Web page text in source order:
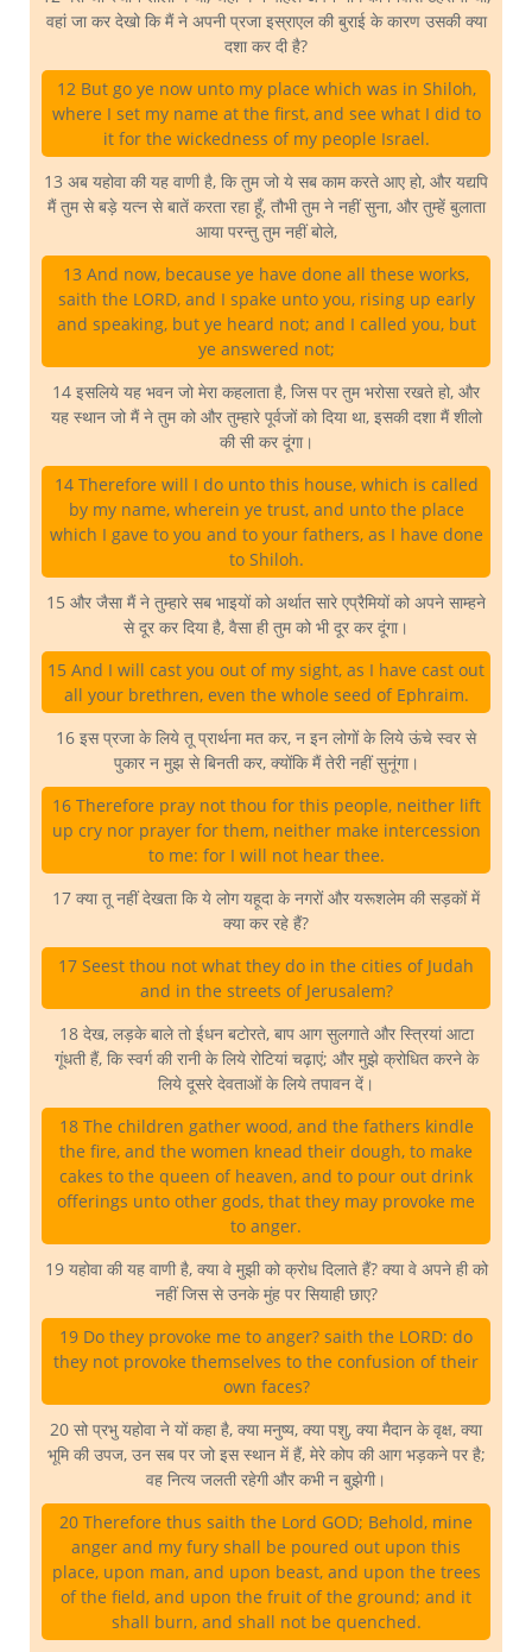
वहां जा कर देखो कि मैं ने अपनी प्रजा इस्राएल की बुराई के कारण उसकी क्या
दशा कर दी है?
12 But go ye now unto my place which was in Shiloh,
where I set my name at the first, and see what I did to
it for the wickedness of my people Israel.
13 अब यहोवा की यह वाणी है, कि तुम जो ये सब काम करते आए हो, और यद्यपि
मैं तुम से बड़े यत्न से बातें करता रहा हूँ, तौभी तुम ने नहीं सुना, और तुम्हें बुलाता
आया परन्तु तुम नहीं बोले,
13 And now, because ye have done all these works,
saith the LORD, and I spake unto you, rising up early
and speaking, but ye heard not; and I called you, but
ye answered not;
14 इसलिये यह भवन जो मेरा कहलाता है, जिस पर तुम भरोसा रखते हो, और
यह स्थान जो मैं ने तुम को और तुम्हारे पूर्वजों को दिया था, इसकी दशा मैं शीलो
की सी कर दूंगा।
14 Therefore will I do unto this house, which is called
by my name, wherein ye trust, and unto the place
which I gave to you and to your fathers, as I have done
to Shiloh.
15 और जैसा मैं ने तुम्हारे सब भाइयों को अर्थात सारे एप्रैमियों को अपने साम्हने
से दूर कर दिया है, वैसा ही तुम को भी दूर कर दूंगा।
15 And I will cast you out of my sight, as I have cast out
all your brethren, even the whole seed of Ephraim.
16 इस प्रजा के लिये तू प्रार्थना मत कर, न इन लोगों के लिये ऊंचे स्वर से
पुकार न मुझ से बिनती कर, क्योंकि मैं तेरी नहीं सुनूंगा।
16 Therefore pray not thou for this people, neither lift
up cry nor prayer for them, neither make intercession
to me: for I will not hear thee.
17 क्या तू नहीं देखता कि ये लोग यहूदा के नगरों और यरूशलेम की सड़कों में
क्या कर रहे हैं?
17 Seest thou not what they do in the cities of Judah
and in the streets of Jerusalem?
18 देख, लड़के बाले तो ईधन बटोरते, बाप आग सुलगाते और स्त्रियां आटा
गूंधती हैं, कि स्वर्ग की रानी के लिये रोटियां चढ़ाएं; और मुझे क्रोधित करने के
लिये दूसरे देवताओं के लिये तपावन दें।
18 The children gather wood, and the fathers kindle
the fire, and the women knead their dough, to make
cakes to the queen of heaven, and to pour out drink
offerings unto other gods, that they may provoke me
to anger.
19 यहोवा की यह वाणी है, क्या वे मुझी को क्रोध दिलाते हैं? क्या वे अपने ही को
नहीं जिस से उनके मुंह पर सियाही छाए?
19 Do they provoke me to anger? saith the LORD: do
they not provoke themselves to the confusion of their
own faces?
20 सो प्रभु यहोवा ने यों कहा है, क्या मनुष्य, क्या पशु, क्या मैदान के वृक्ष, क्या
भूमि की उपज, उन सब पर जो इस स्थान में हैं, मेरे कोप की आग भड़कने पर है;
वह नित्य जलती रहेगी और कभी न बुझेगी।
20 Therefore thus saith the Lord GOD; Behold, mine
anger and my fury shall be poured out upon this
place, upon man, and upon beast, and upon the trees
of the field, and upon the fruit of the ground; and it
shall burn, and shall not be quenched.